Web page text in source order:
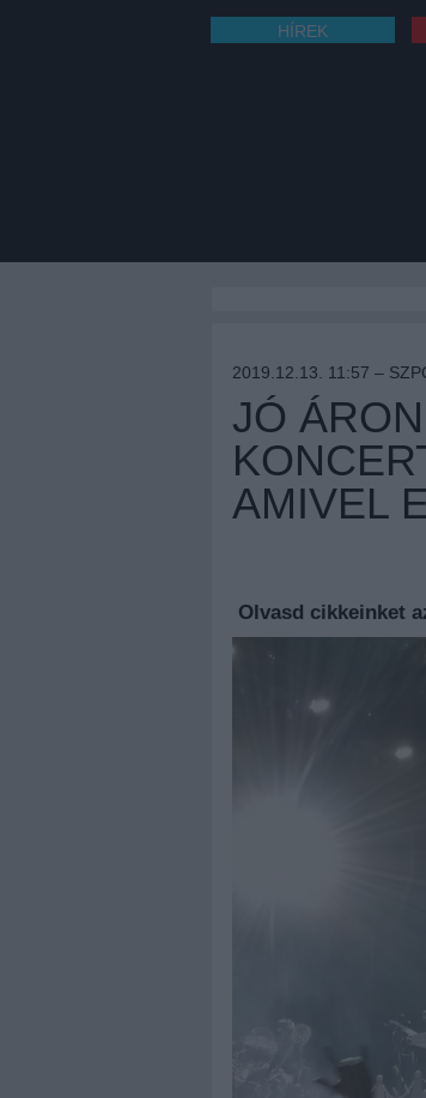
HÍREK
2019.12.13. 11:57 –
JÓ
AMIVEL
Olvasd cikkeinket